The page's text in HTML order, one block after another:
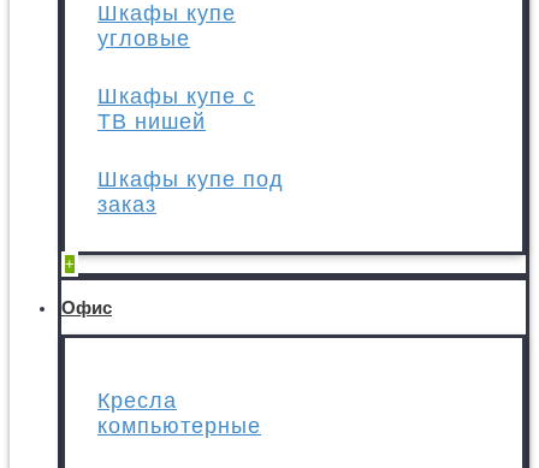
Шкафы купе
угловые
Шкафы купе с
ТВ нишей
Шкафы купе под
заказ
+
Офис
Кресла
компьютерные